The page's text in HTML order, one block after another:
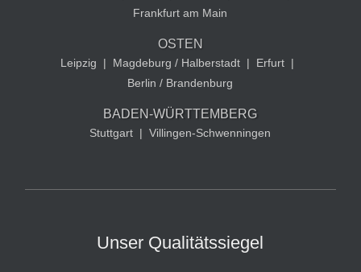
Frankfurt am Main
OSTEN
Leipzig | Magdeburg / Halberstadt | Erfurt |
Berlin / Brandenburg
BADEN-WÜRTTEMBERG
Stuttgart | Villingen-Schwenningen
Unser Qualitätssiegel